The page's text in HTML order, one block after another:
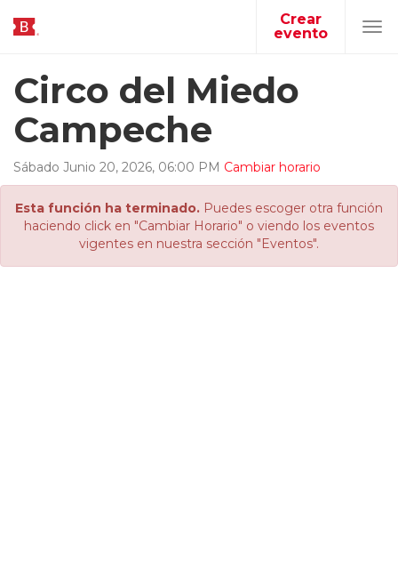
Crear
evento
Circo del Miedo
Campeche
Sábado Junio 20, 2026, 06:00 PM Cambiar horario
Esta función ha terminado. Puedes escoger otra función
haciendo click en "Cambiar Horario" o viendo los eventos
vigentes en nuestra sección "Eventos".